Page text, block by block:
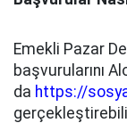
Emekli Pazar
başvurularını
da https://